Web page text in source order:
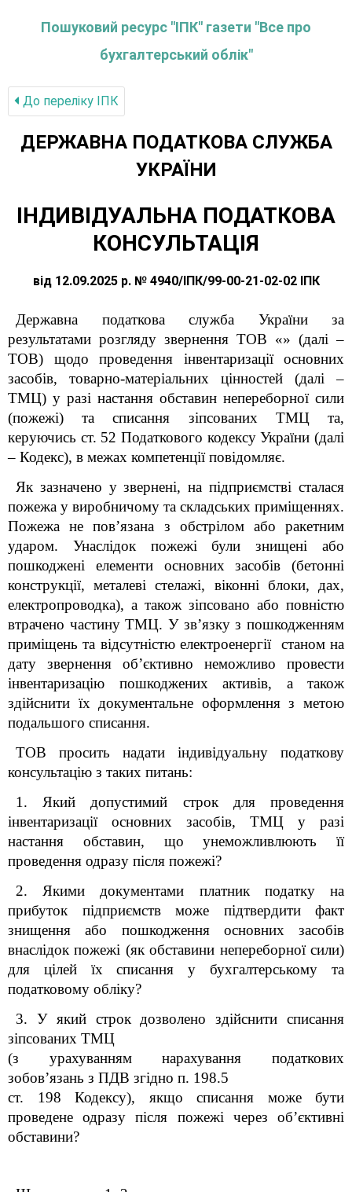
Пошуковий ресурс "ІПК" газети "Все про
бухгалтерський облік"
До переліку IПК
ДЕРЖАВНА ПОДАТКОВА СЛУЖБА
УКРАЇНИ
ІНДИВІДУАЛЬНА ПОДАТКОВА
КОНСУЛЬТАЦІЯ
від 12.09.2025 р. № 4940/ІПК/99-00-21-02-02 ІПК
Державна податкова служба України за
результатами розгляду звернення ТОВ «» (далі –
ТОВ) щодо проведення інвентаризації основних
засобів, товарно-матеріальних цінностей (далі –
ТМЦ) у разі настання обставин непереборної сили
(пожежі) та списання зіпсованих ТМЦ та,
керуючись ст. 52 Податкового кодексу України (далі
– Кодекс), в межах компетенції повідомляє.
Як зазначено у звернені, на підприємстві сталася
пожежа у виробничому та складських приміщеннях.
Пожежа не пов’язана з обстрілом або ракетним
ударом. Унаслідок пожежі були знищені або
пошкоджені елементи основних засобів (бетонні
конструкції, металеві стелажі, віконні блоки, дах,
електропроводка), а також зіпсовано або повністю
втрачено частину ТМЦ. У зв’язку з пошкодженням
приміщень та відсутністю електроенергії станом на
дату звернення об’єктивно неможливо провести
інвентаризацію пошкоджених активів, а також
здійснити їх документальне оформлення з метою
подальшого списання.
ТОВ просить надати індивідуальну податкову
консультацію з таких питань:
1. Який допустимий строк для проведення
інвентаризації основних засобів, ТМЦ у разі
настання обставин, що унеможливлюють її
проведення одразу після пожежі?
2. Якими документами платник податку на
прибуток підприємств може підтвердити факт
знищення або пошкодження основних засобів
внаслідок пожежі (як обставини непереборної сили)
для цілей їх списання у бухгалтерському та
податковому обліку?
3. У який строк дозволено здійснити списання
зіпсованих ТМЦ
(з урахуванням нарахування податкових
зобов’язань з ПДВ згідно п. 198.5
ст. 198 Кодексу), якщо списання може бути
проведене одразу після пожежі через об’єктивні
обставини?